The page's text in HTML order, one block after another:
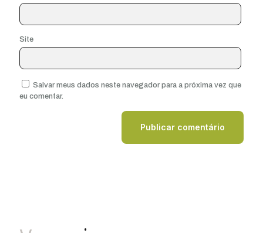
Site
Salvar meus dados neste navegador para a próxima vez que
eu comentar.